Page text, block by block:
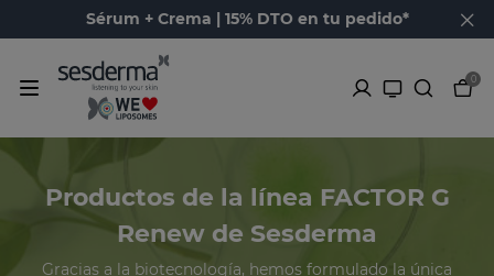
Sérum + Crema | 15% DTO en tu pedido*
0
Productos de la línea FACTOR G
Renew de Sesderma
Gracias a la biotecnología, hemos formulado la única